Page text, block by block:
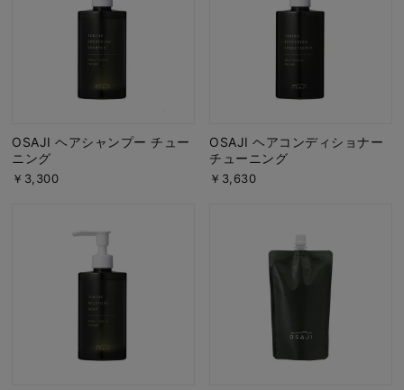
OSAJI ヘアシャンプー チュー
ニング
￥3,300
OSAJI ヘアコンディショナー
チューニング
￥3,630